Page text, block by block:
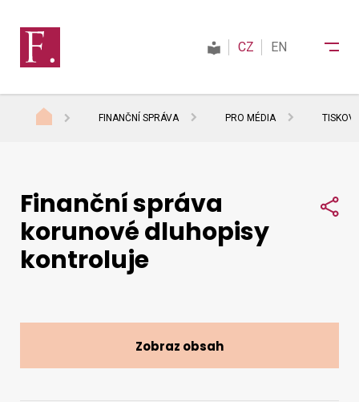
Daně
Mezinárodní spolupráce
CZ EN
FINANČNÍ SPRÁVA PRO MÉDIA
Finanční správa
korunové dluhopisy
kontroluje
Zobraz obsah